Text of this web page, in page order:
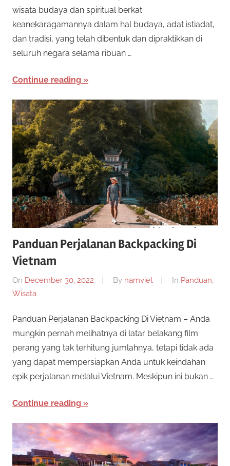
l
o
t
O
n
l
i
n
e
R
e
s
m
i
D
n
T
m
e
n
a
a
k
a
n
b
a
n
y
a
k
j
n
i
s
p
n
y
e
r
m
a
i
wisata budaya dan spiritual berkat
keanekaragamannya dalam hal budaya, adat istiadat,
dan tradisi, yang telah dibentuk dan dipraktikkan di
seluruh negara selama ribuan …
Continue reading
Panduan Perjalanan Backpacking Di
Vietnam
On December 30, 2022 By namviet In Panduan,
Wisata
Panduan Perjalanan Backpacking Di Vietnam – Anda
mungkin pernah melihatnya di latar belakang film
perang yang tak terhitung jumlahnya, tetapi tidak ada
yang dapat mempersiapkan Anda untuk keindahan
epik perjalanan melalui Vietnam. Meskipun ini bukan …
Continue reading